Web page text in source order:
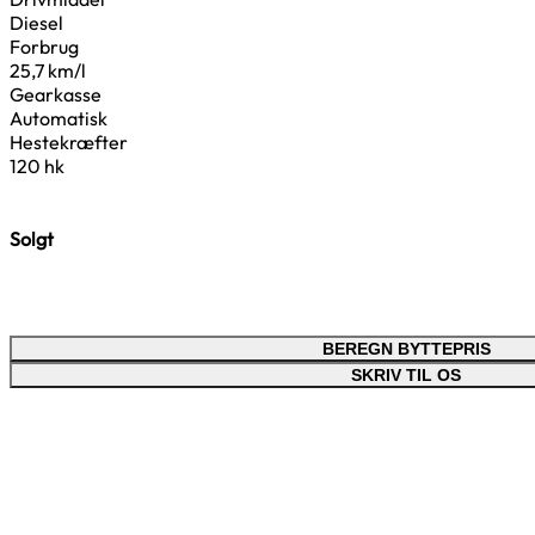
Diesel
Forbrug
25,7 km/l
Gearkasse
Automatisk
Hestekræfter
120 hk
Solgt
BEREGN BYTTEPRIS
SKRIV TIL OS